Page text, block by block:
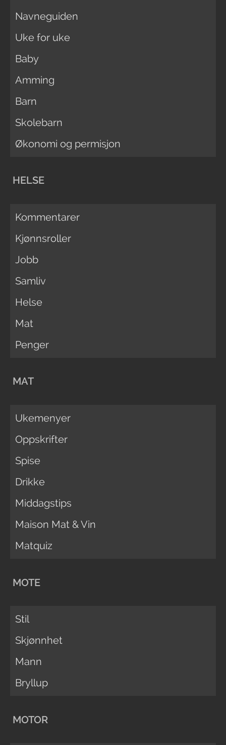
Navneguiden
Uke for uke
Baby
Amming
Barn
Skolebarn
Økonomi og permisjon
HELSE
Kommentarer
Kjønnsroller
Jobb
Samliv
Helse
Mat
Penger
MAT
Ukemenyer
Oppskrifter
Spise
Drikke
Middagstips
Maison Mat & Vin
Matquiz
MOTE
Stil
Skjønnhet
Mann
Bryllup
MOTOR